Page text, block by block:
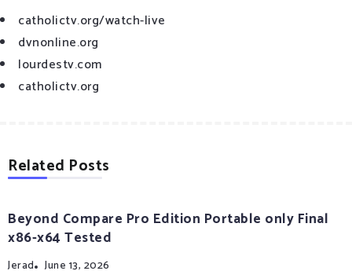
catholictv.org/watch-live
dvnonline.org
lourdestv.com
catholictv.org
Related Posts
Beyond Compare Pro Edition Portable only Final
x86-x64 Tested
Jerad June 13, 2026